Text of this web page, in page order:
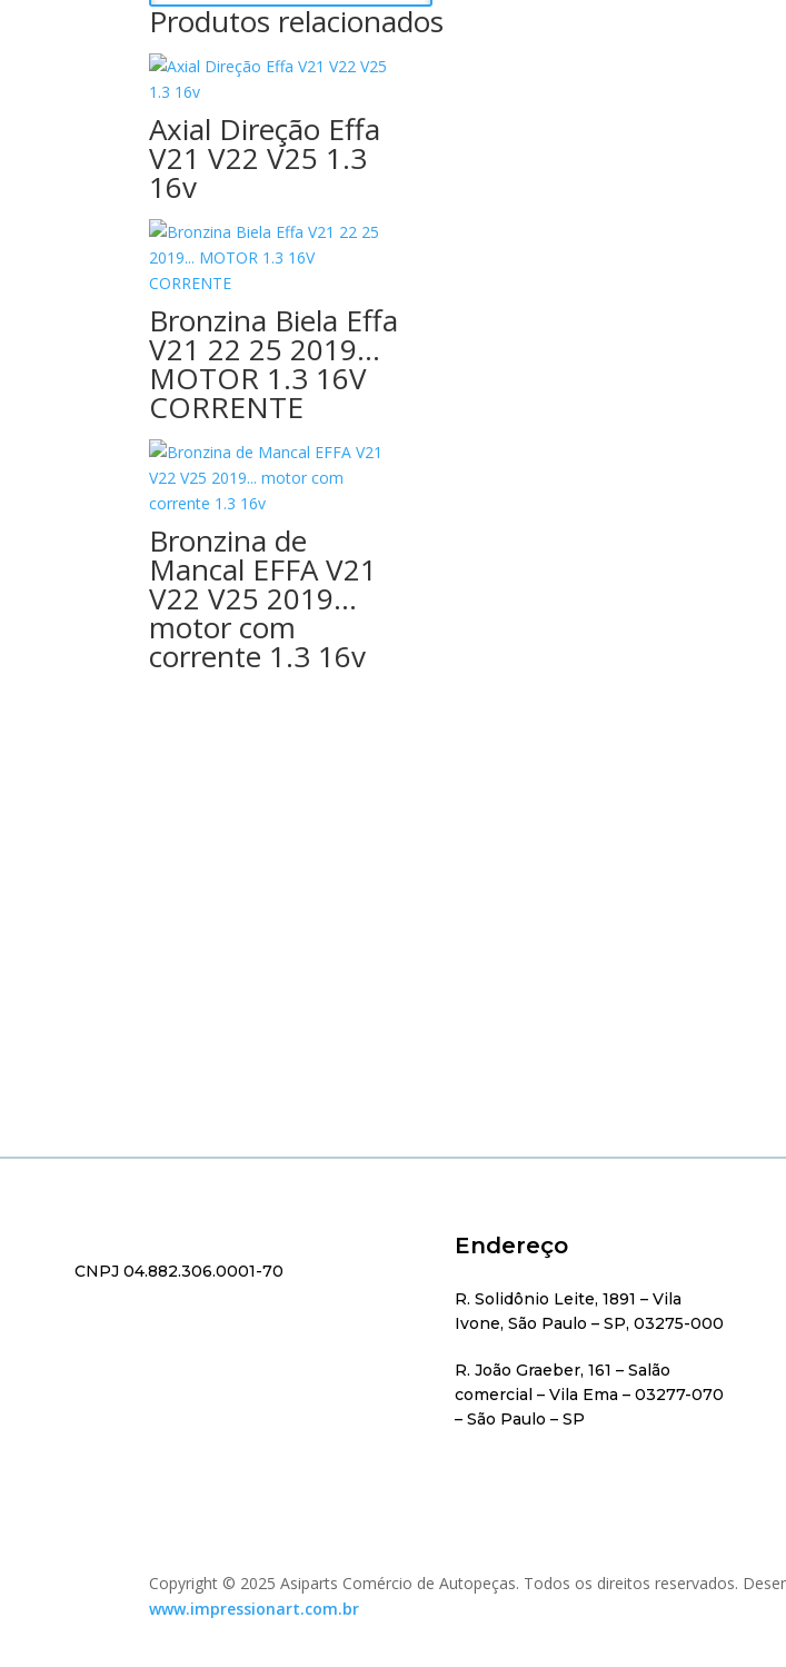
Produtos relacionados
Axial Direção Effa
V21 V22 V25 1.3
16v
Bronzina Biela Effa
V21 22 25 2019…
MOTOR 1.3 16V
CORRENTE
Bronzina de
Mancal EFFA V21
V22 V25 2019…
motor com
corrente 1.3 16v
CNPJ 04.882.306.0001-70
Endereço
R. Solidônio Leite, 1891 – Vila
Ivone, São Paulo – SP, 03275-000
R. João Graeber, 161 – Salão
comercial – Vila Ema – 03277-070
– São Paulo – SP
Copyright © 2025 Asiparts Comércio de Autopeças. Todos os direitos reservados.
www.impressionart.com.br